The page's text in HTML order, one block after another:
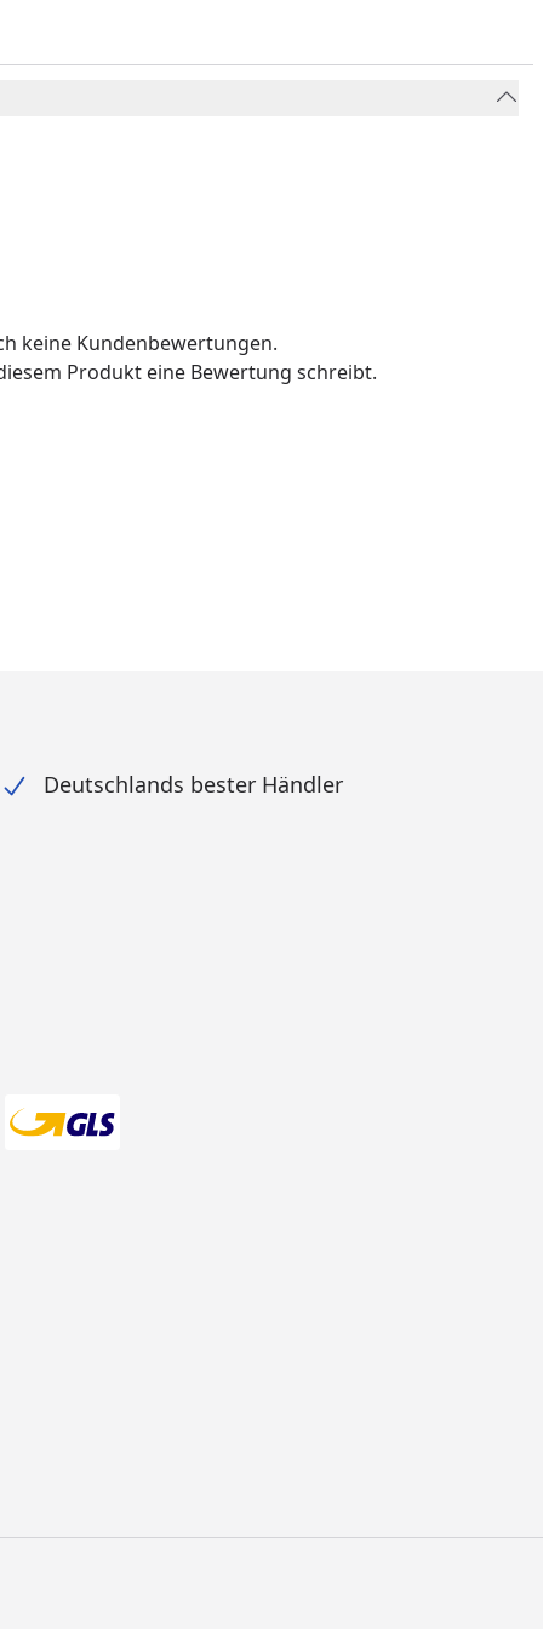
keine Kundenbewertungen.
Produkt eine Bewertung schreibt.
Deutschlands bester Händler